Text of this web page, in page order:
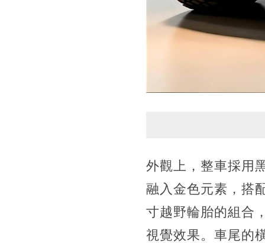
外觀上，整車採用
融入金色元素，搭
寸越野輪胎的組合
視覺效果。車尾的